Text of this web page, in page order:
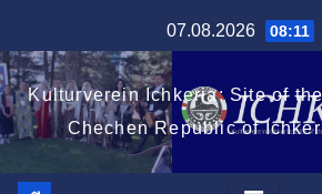
к
содержимому
07.08.2026 08:11
Kulturverein Ichkeria: Site of
Chechen Republic of